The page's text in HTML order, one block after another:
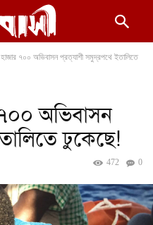
৭০০ অভিবাসন প্রত্যাশী সমুদ্রপথে ইতালিতে
অভিবাসন
ঢুকেছে!
0
472